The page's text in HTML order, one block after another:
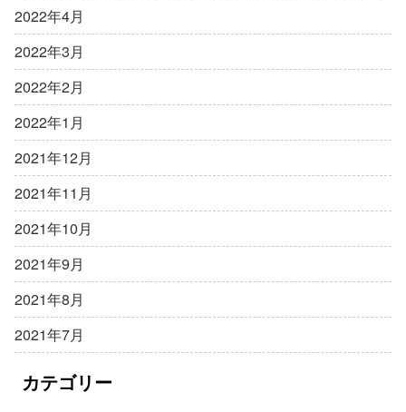
2022年4月
2022年3月
2022年2月
2022年1月
2021年12月
2021年11月
2021年10月
2021年9月
2021年8月
2021年7月
カテゴリー